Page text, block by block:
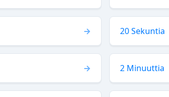
20 Sekuntia
2 Minuuttia